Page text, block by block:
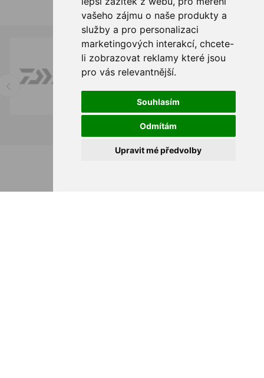
vašeho zájmu o naše produkty a
služby a pro personalizaci
marketingových interakcí, chcete-
li zobrazovat reklamy které jsou
pro vás relevantnější.
Souhlasím
Odmítám
Upravit mé předvolby